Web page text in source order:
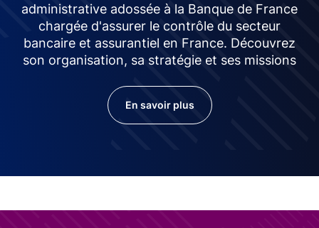
administrative adossée à la Banque de France
chargée d'assurer le contrôle du secteur
bancaire et assurantiel en France. Découvrez
son organisation, sa stratégie et ses missions
En savoir plus